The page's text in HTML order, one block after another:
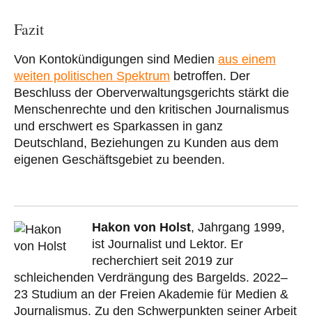
Fazit
Von Kontokündigungen sind Medien aus einem
weiten politischen Spektrum betroffen. Der
Beschluss der Oberverwaltungsgerichts stärkt die
Menschenrechte und den kritischen Journalismus
und erschwert es Sparkassen in ganz
Deutschland, Beziehungen zu Kunden aus dem
eigenen Geschäftsgebiet zu beenden.
Hakon von Holst, Jahrgang 1999,
ist Journalist und Lektor. Er
recherchiert seit 2019 zur
schleichenden Verdrängung des Bargelds. 2022–
23 Studium an der Freien Akademie für Medien &
Journalismus. Zu den Schwerpunkten seiner Arbeit